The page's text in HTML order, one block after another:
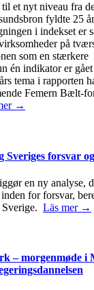
et nyt niveau fra
fyldte 25
i indekset er
på
som en stærkere
én indikator er
tema i rapporten
Femern Bælt-
→
Sveriges forsvar
en ny analyse,
for forsvar,
Läs mer →
– morgenmøde i